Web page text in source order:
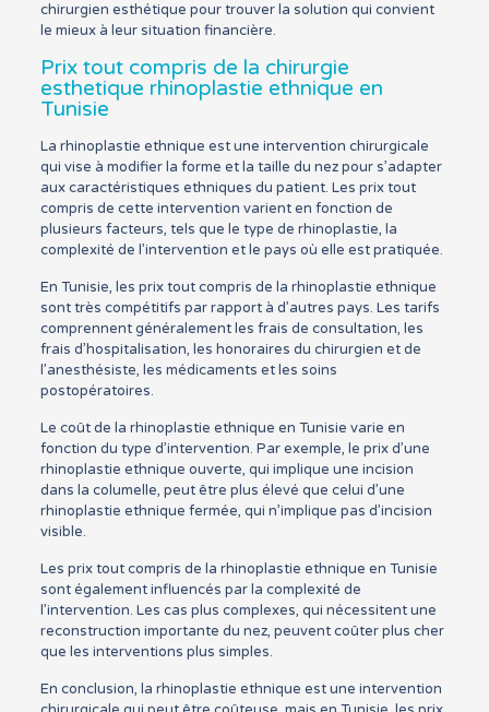
chirurgien esthétique pour trouver la solution qui convient
le mieux à leur situation financière.
Prix tout compris de la chirurgie
esthetique rhinoplastie ethnique en
Tunisie
La rhinoplastie ethnique est une intervention chirurgicale
qui vise à modifier la forme et la taille du nez pour s’adapter
aux caractéristiques ethniques du patient. Les prix tout
compris de cette intervention varient en fonction de
plusieurs facteurs, tels que le type de rhinoplastie, la
complexité de l’intervention et le pays où elle est pratiquée.
En Tunisie, les prix tout compris de la rhinoplastie ethnique
sont très compétitifs par rapport à d’autres pays. Les tarifs
comprennent généralement les frais de consultation, les
frais d’hospitalisation, les honoraires du chirurgien et de
l’anesthésiste, les médicaments et les soins
postopératoires.
Le coût de la rhinoplastie ethnique en Tunisie varie en
fonction du type d’intervention. Par exemple, le prix d’une
rhinoplastie ethnique ouverte, qui implique une incision
dans la columelle, peut être plus élevé que celui d’une
rhinoplastie ethnique fermée, qui n’implique pas d’incision
visible.
Les prix tout compris de la rhinoplastie ethnique en Tunisie
sont également influencés par la complexité de
l’intervention. Les cas plus complexes, qui nécessitent une
reconstruction importante du nez, peuvent coûter plus cher
que les interventions plus simples.
En conclusion, la rhinoplastie ethnique est une intervention